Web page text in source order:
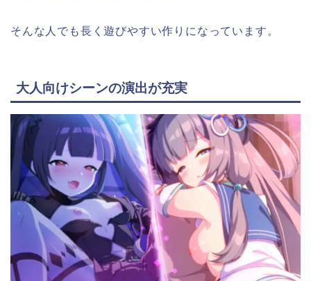
そんな人でも長く遊びやすい作りになっています。
大人向けシーンの演出が充実